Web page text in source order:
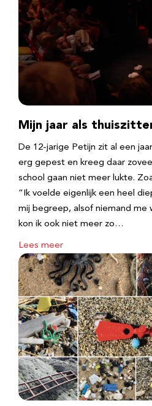
Mijn jaar als
De 12-jarige Petijn zit al een
erg gepest en kreeg daar
school gaan niet meer lukte.
“Ik voelde eigenlijk een heel
mij begreep, alsof niemand me
kon ik ook niet meer zo…
Lees meer